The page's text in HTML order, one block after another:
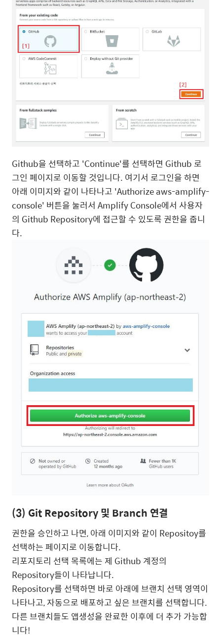
Github을 선택하고 'Continue'를 선택하면 Github 로
그인 페이지로 이동할 것입니다. 여기서 로그인을 하면
아래 이미지와 같이 나타나고 'Authorize aws-amplify-
console' 버튼을 눌러서 Amplify Console에서 사용자
의 Github Repository에 접근할 수 있도록 권한을 줍니
다.
(3) Git Repository 및 Branch 연결
권한을 승인하고 나면, 아래 이미지와 같이 Repositoy를
선택하는 페이지로 이동합니다.
리포지토리 선택 목록에는 제 Github 계정의
Repository들이 나타납니다.
Repository를 선택하면 바로 아래에 브랜치 선택 영역이
나타나고, 자동으로 배포하고 싶은 브랜치를 선택합니다.
다른 브랜치들도 앱생성을 완료한 이후에 더 추가 가능합
니다!